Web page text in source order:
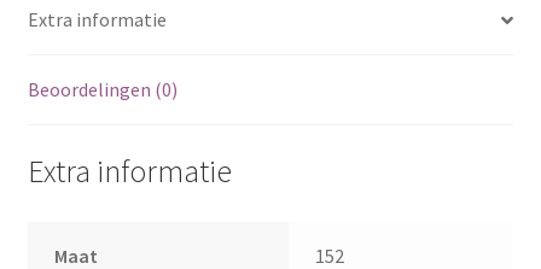
Extra informatie
Beoordelingen (0)
Extra informatie
Maat 152